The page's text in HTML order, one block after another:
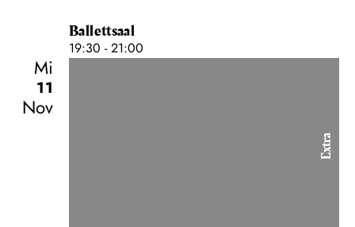
Ballettsaal
19:30 - 21:00
Mi
11
Nov
Extra